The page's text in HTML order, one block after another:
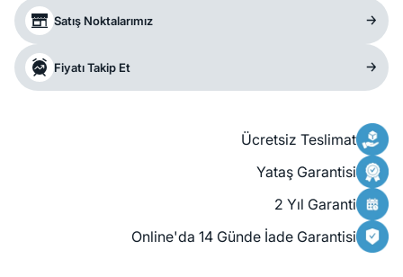
Satış Noktalarımız
Fiyatı Takip Et
Ücretsiz Teslimat
Yataş Garantisi
2 Yıl Garanti
Online'da 14 Günde İade Garantisi